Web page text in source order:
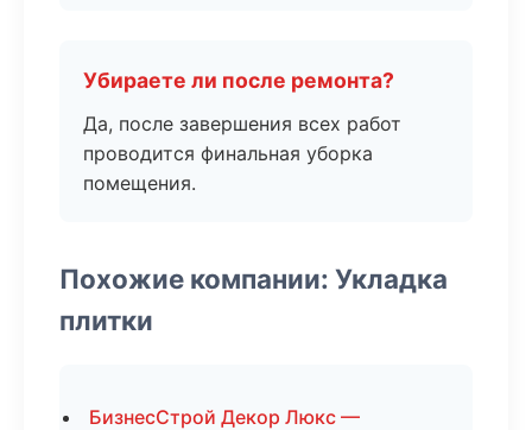
Убираете ли после ремонта?
Да, после завершения всех работ
проводится финальная уборка
помещения.
Похожие компании: Укладка
плитки
БизнесСтрой Декор Люкс —